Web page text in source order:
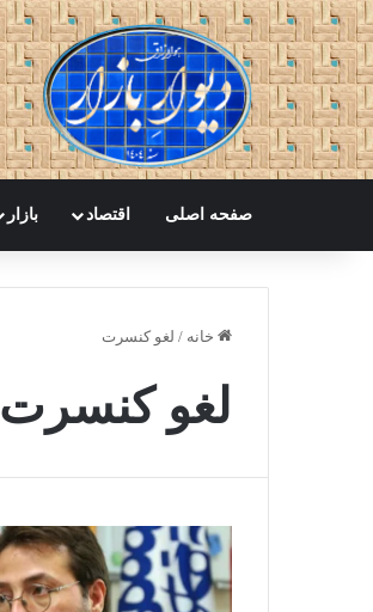
صفحه اصلی اقتصاد بازار
خانه / لغو کنسرت
لغو کنسرت